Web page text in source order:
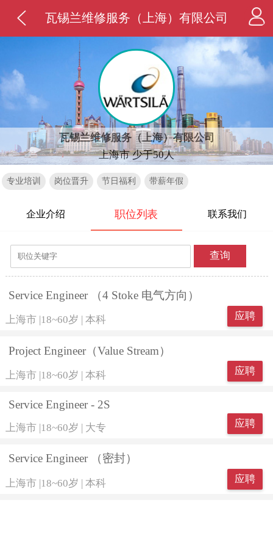
瓦锡兰维修服务（上海）有限公司
瓦锡兰维修服务（上海）有限公司
上海市 少于50人
专业培训 岗位晋升 节日福利 带薪年假
企业介绍 职位列表 联系我们
查询
Service Engineer （4 Stoke 电气方向）
上海市 18~60岁 本科 应聘
Project Engineer（Value Stream）
上海市 |18~60岁 | 本科 应聘
Service Engineer - 2S
上海市 18~60岁 大专 应聘
Service Engineer （密封）
上海市 |18~60岁 | 本科 应聘